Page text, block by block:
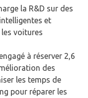
la R&D sur des
et
voitures
à réserver 2,6
des
les temps de
pour réparer les